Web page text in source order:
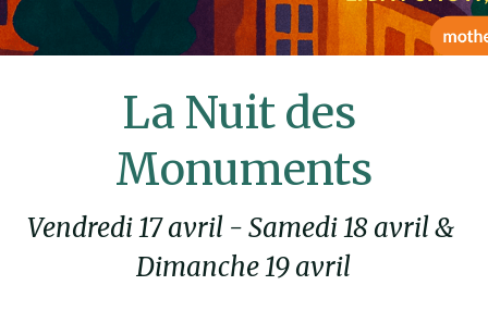
La Nuit des
Monuments
Vendredi 17 avril - Samedi 18 avril &
Dimanche 19 avril
Halloween